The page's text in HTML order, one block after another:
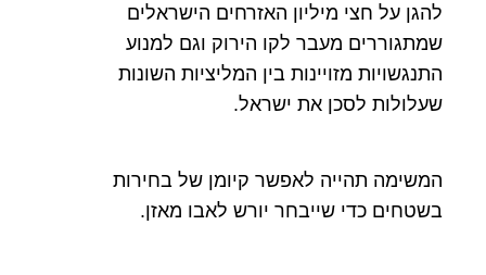
להגן על חצי מיליון האזרחים הישראלים
שמתגוררים מעבר לקו הירוק וגם למנוע
התנגשויות מזויינות בין המליציות השונות
שעלולות לסכן את ישראל.
המשימה תהייה לאפשר קיומן של בחירות
בשטחים כדי שייבחר יורש לאבו מאזן.